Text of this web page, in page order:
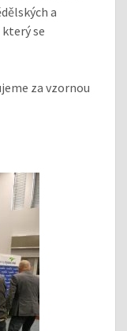
a
se
za vzornou